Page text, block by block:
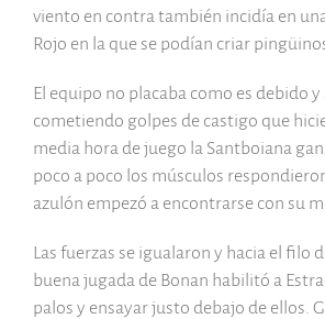
viento en contra también incidía en
Rojo en la que se podían criar
El equipo no placaba como es debido y
cometiendo golpes de castigo que
media hora de juego la Santboiana
poco a poco los músculos
azulón empezó a encontrarse con su
Las fuerzas se igualaron y hacia el filo
buena jugada de Bonan habilitó a
palos y ensayar justo debajo de ellos.